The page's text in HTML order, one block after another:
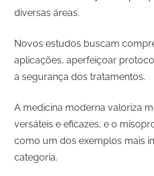
diversas áreas.
Novos estudos buscam
aplicações, aperfeiçoar
a segurança dos tratamentos.
A medicina moderna valoriza
versáteis e eficazes, e o
como um dos exemplos mais
categoria.